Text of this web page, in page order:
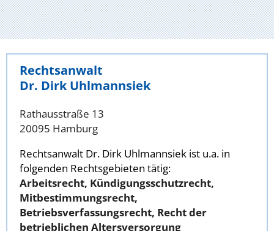
Rechtsanwalt
Dr. Dirk Uhlmannsiek
Rathausstraße 13
20095 Hamburg
Rechtsanwalt Dr. Dirk Uhlmannsiek ist u.a. in
folgenden Rechtsgebieten tätig:
Arbeitsrecht, Kündigungsschutzrecht,
Mitbestimmungsrecht,
Betriebsverfassungsrecht, Recht der
betrieblichen Altersversorgung